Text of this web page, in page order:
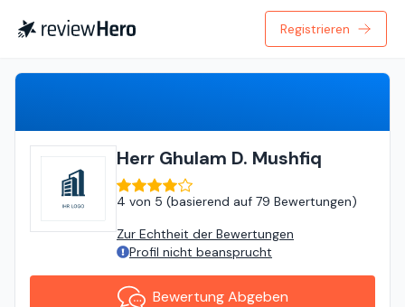
Registrieren
Herr Ghulam D. Mushfiq
4 von 5 (basierend auf 79 Bewertungen)
Zur Echtheit der Bewertungen
Profil nicht beansprucht
Bewertung Abgeben